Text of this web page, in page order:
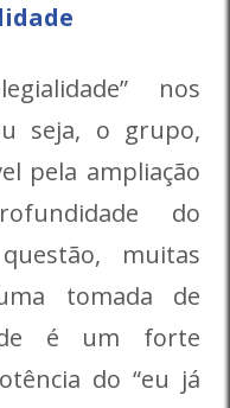
nos
seja, o grupo,
pela ampliação
do
muitas
tomada de
é um forte
do “eu já